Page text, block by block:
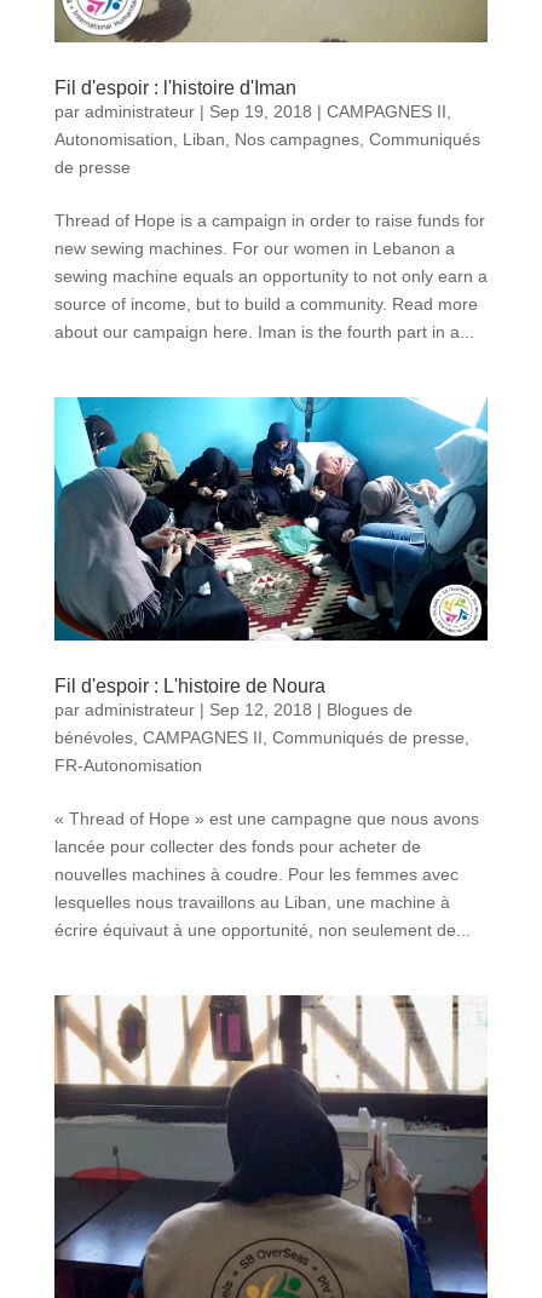
Fil d'espoir : l'histoire d'Iman
par administrateur| Sep 19, 2018 | CAMPAGNES II
Autonomisation
Liban Nos campagnes, Communiqués
de presse
Thread of Hope is a campaign in order to raise funds for
new sewing machines. For our women in Lebanon a
sewing machine equals an opportunity to not only earn a
source of income, but to build a community. Read more
about our campaign here. Iman is the fourth part in a...
Fil d'espoir : L'histoire de Noura
par administrateur| Sep 12, 2018 | Blogues de
bénévoles, CAMPAGNES II Communiqués de presse
FR-Autonomisation
« Thread of Hope » est une campagne que nous avons
lancée pour collecter des fonds pour acheter de
nouvelles machines à coudre. Pour les femmes avec
lesquelles nous travaillons au Liban, une machine à
écrire équivaut à une opportunité, non seulement de...